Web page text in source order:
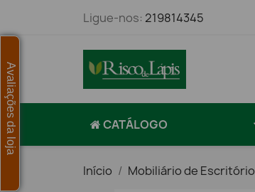
Ligue-nos: 219814345
CATÁLOGO
Início Mobiliário de Escritório
Avaliações da loja